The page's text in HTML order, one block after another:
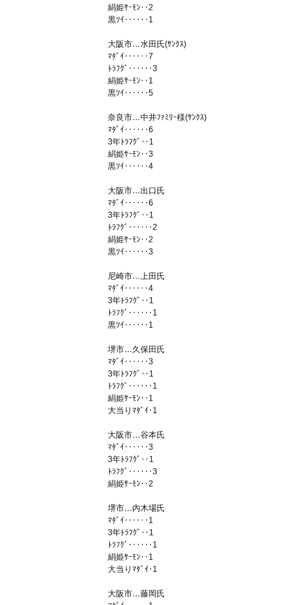
絹姫ｻｰﾓﾝ‥2
黒ｿｲ‥‥‥1
大阪市…水田氏(ｻﾝｸｽ)
ﾏﾀﾞｲ‥‥‥7
ﾄﾗﾌｸﾞ‥‥‥3
絹姫ｻｰﾓﾝ‥1
黒ｿｲ‥‥‥5
奈良市…中井ﾌｧﾐﾘｰ様(ｻﾝｸｽ)
ﾏﾀﾞｲ‥‥‥6
3年ﾄﾗﾌｸﾞ‥1
絹姫ｻｰﾓﾝ‥3
黒ｿｲ‥‥‥4
大阪市…出口氏
ﾏﾀﾞｲ‥‥‥6
3年ﾄﾗﾌｸﾞ‥1
ﾄﾗﾌｸﾞ‥‥‥2
絹姫ｻｰﾓﾝ‥2
黒ｿｲ‥‥‥3
尼崎市…上田氏
ﾏﾀﾞｲ‥‥‥4
3年ﾄﾗﾌｸﾞ‥1
ﾄﾗﾌｸﾞ‥‥‥1
黒ｿｲ‥‥‥1
堺市…久保田氏
ﾏﾀﾞｲ‥‥‥3
3年ﾄﾗﾌｸﾞ‥1
ﾄﾗﾌｸﾞ‥‥‥1
絹姫ｻｰﾓﾝ‥1
大当りﾏﾀﾞｲ･1
大阪市…谷本氏
ﾏﾀﾞｲ‥‥‥3
3年ﾄﾗﾌｸﾞ‥1
ﾄﾗﾌｸﾞ‥‥‥3
絹姫ｻｰﾓﾝ‥2
堺市…内木場氏
ﾏﾀﾞｲ‥‥‥1
3年ﾄﾗﾌｸﾞ‥1
ﾄﾗﾌｸﾞ‥‥‥1
絹姫ｻｰﾓﾝ‥1
大当りﾏﾀﾞｲ･1
大阪市…藤岡氏